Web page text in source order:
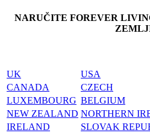
NARUČITE FOREVER
UK USA
CANADA
CZECH
LUXEMBOURG BELGIUM
NEW ZEALAND NORTHERN
IRELAND
SLOVAK